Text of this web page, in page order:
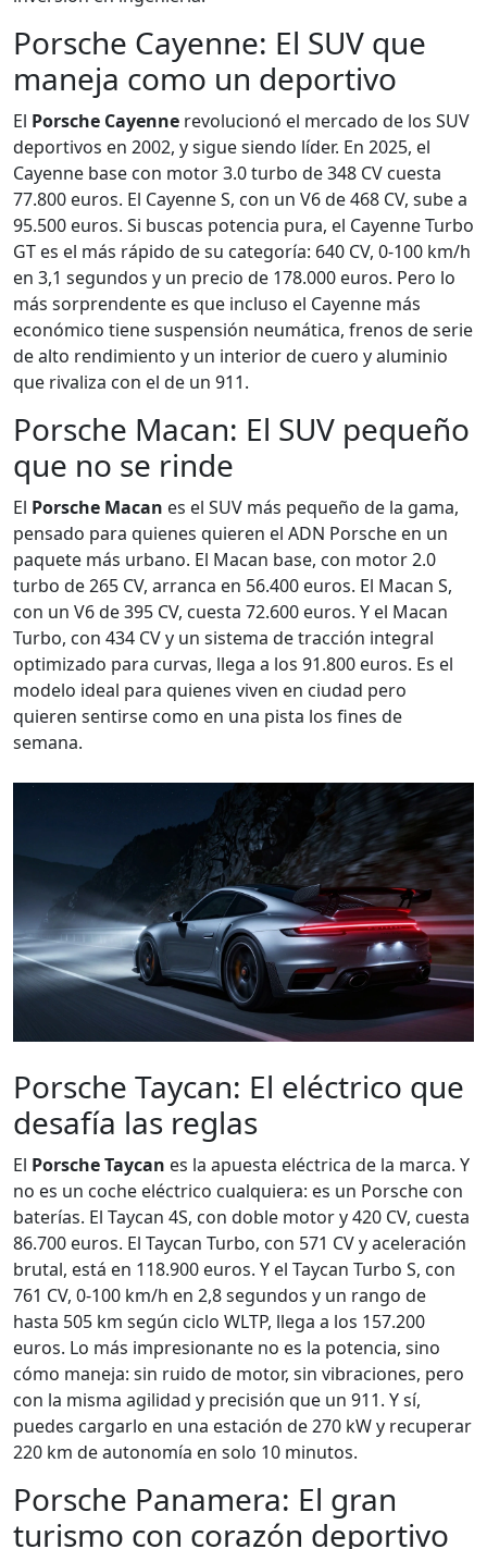
Porsche Cayenne: El SUV que
maneja como un deportivo
El Porsche Cayenne revolucionó el mercado de los SUV
deportivos en 2002, y sigue siendo líder. En 2025, el
Cayenne base con motor 3.0 turbo de 348 CV cuesta
77.800 euros. El Cayenne S, con un V6 de 468 CV, sube a
95.500 euros. Si buscas potencia pura, el Cayenne Turbo
GT es el más rápido de su categoría: 640 CV, 0-100 km/h
en 3,1 segundos y un precio de 178.000 euros. Pero lo
más sorprendente es que incluso el Cayenne más
económico tiene suspensión neumática, frenos de serie
de alto rendimiento y un interior de cuero y aluminio
que rivaliza con el de un 911.
Porsche Macan: El SUV pequeño
que no se rinde
El Porsche Macan es el SUV más pequeño de la gama,
pensado para quienes quieren el ADN Porsche en un
paquete más urbano. El Macan base, con motor 2.0
turbo de 265 CV, arranca en 56.400 euros. El Macan S,
con un V6 de 395 CV, cuesta 72.600 euros. Y el Macan
Turbo, con 434 CV y un sistema de tracción integral
optimizado para curvas, llega a los 91.800 euros. Es el
modelo ideal para quienes viven en ciudad pero
quieren sentirse como en una pista los fines de
semana.
Porsche Taycan: El eléctrico que
desafía las reglas
El Porsche Taycan es la apuesta eléctrica de la marca. Y
no es un coche eléctrico cualquiera: es un Porsche con
baterías. El Taycan 4S, con doble motor y 420 CV, cuesta
86.700 euros. El Taycan Turbo, con 571 CV y aceleración
brutal, está en 118.900 euros. Y el Taycan Turbo S, con
761 CV, 0-100 km/h en 2,8 segundos y un rango de
hasta 505 km según ciclo WLTP, llega a los 157.200
euros. Lo más impresionante no es la potencia, sino
cómo maneja: sin ruido de motor, sin vibraciones, pero
con la misma agilidad y precisión que un 911. Y sí,
puedes cargarlo en una estación de 270 kW y recuperar
220 km de autonomía en solo 10 minutos.
Porsche Panamera: El gran
turismo con corazón deportivo